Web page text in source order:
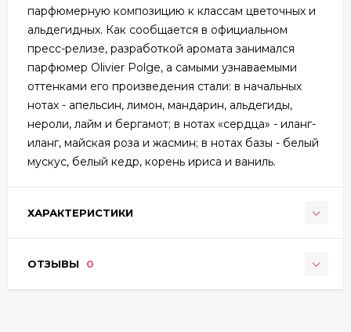
парфюмерную композицию к классам цветочных и
альдегидных. Как сообщается в официальном
пресс-релизе, разработкой аромата занимался
парфюмер Olivier Polge, а самыми узнаваемыми
оттенками его произведения стали: в начальных
нотах - апельсин, лимон, мандарин, альдегиды,
нероли, лайм и бергамот; в нотах «сердца» - иланг-
иланг, майская роза и жасмин; в нотах базы - белый
мускус, белый кедр, корень ириса и ваниль.
ХАРАКТЕРИСТИКИ
ОТЗЫВЫ 0